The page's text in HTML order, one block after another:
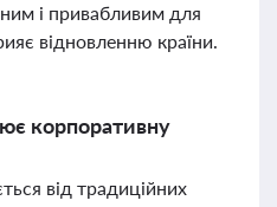
і привабливим для
відновленню країни.
корпоративну
від традиційних